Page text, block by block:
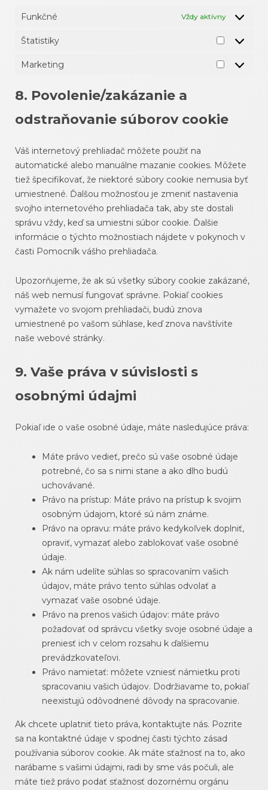
Funkčné Vždy aktívny
Štatistiky
Štatistiky
Marketing
Marketing
8. Povolenie/zakázanie a
odstraňovanie súborov cookie
Váš internetový prehliadač môžete použiť na
automatické alebo manuálne mazanie cookies. Môžete
tiež špecifikovať, že niektoré súbory cookie nemusia byť
umiestnené. Ďalšou možnosťou je zmeniť nastavenia
svojho internetového prehliadača tak, aby ste dostali
správu vždy, keď sa umiestni súbor cookie. Ďalšie
informácie o týchto možnostiach nájdete v pokynoch v
časti Pomocník vášho prehliadača.
Upozorňujeme, že ak sú všetky súbory cookie zakázané,
náš web nemusí fungovať správne. Pokiaľ cookies
vymažete vo svojom prehliadači, budú znova
umiestnené po vašom súhlase, keď znova navštívite
naše webové stránky.
9. Vaše práva v súvislosti s
osobnými údajmi
Pokiaľ ide o vaše osobné údaje, máte nasledujúce práva:
Máte právo vedieť, prečo sú vaše osobné údaje
potrebné, čo sa s nimi stane a ako dlho budú
uchovávané.
Právo na prístup: Máte právo na prístup k svojim
osobným údajom, ktoré sú nám známe.
Právo na opravu: máte právo kedykoľvek doplniť,
opraviť, vymazať alebo zablokovať vaše osobné
údaje.
Ak nám udelíte súhlas so spracovaním vašich
údajov, máte právo tento súhlas odvolať a
vymazať vaše osobné údaje.
Právo na prenos vašich údajov: máte právo
požadovať od správcu všetky svoje osobné údaje a
preniesť ich v celom rozsahu k ďalšiemu
prevádzkovateľovi.
Právo namietať: môžete vzniesť námietku proti
spracovaniu vašich údajov. Dodržiavame to, pokiaľ
neexistujú odôvodnené dôvody na spracovanie.
Ak chcete uplatniť tieto práva, kontaktujte nás. Pozrite
sa na kontaktné údaje v spodnej časti týchto zásad
používania súborov cookie. Ak máte sťažnosť na to, ako
narábame s vašimi údajmi, radi by sme vás počuli, ale
máte tiež právo podať sťažnosť dozornému orgánu